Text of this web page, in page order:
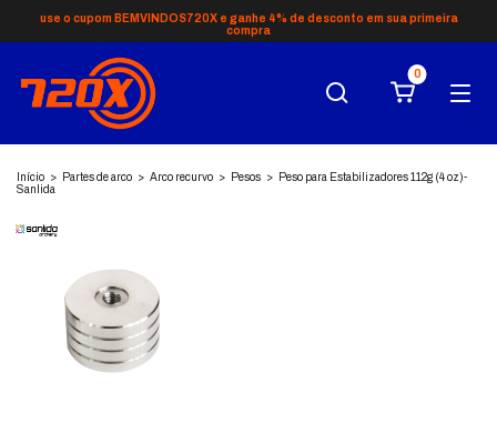
use o cupom BEMVINDOS720X e ganhe 4% de desconto em sua primeira
compra
0
Início > Partes de arco > Arco recurvo > Pesos >
Peso para Estabilizadores 112g (4 oz)-
Sanlida